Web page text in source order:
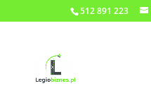
512 891 223